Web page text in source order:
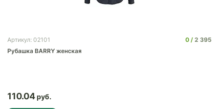
Артикул: 02101 0
2 395
Рубашка BARRY женская
110.04